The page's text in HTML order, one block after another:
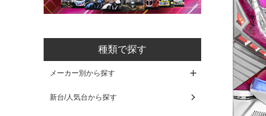
種類で探す
メーカー別から探す
新台/人気台から探す